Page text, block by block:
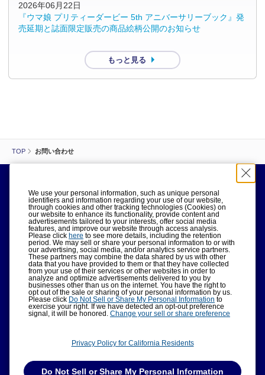
TOP お問い合わせ
2026年06月22日
『ウマ娘 プリティーダービー 5th アニバーサリーブック』発
売延期と誌面限定販売の商品絵柄公開のお知らせ
もっと見る
We use your personal information, such as unique personal
identifiers and information regarding your use of our website,
through cookies and other tracking technologies (Cookies) on
our website to enhance its functionality, provide content and
advertisements tailored to your interests, offer social media
features, and improve our website through access analysis.
Please click here to see more details, including the retention
period. We may sell or share your personal information to or with
our advertising, social media, and/or analytics service partners.
These partners may combine the data shared by us with other
data that you have provided to them or that they have collected
from your use of their services or other websites in order to
analyze and optimize advertisements delivered to you by
businesses other than us on the internet. You have the right to
opt out of the sale or sharing of your personal information by us.
Please click Do Not Sell or Share My Personal Information to
exercise your right. If we have detected an opt-out preference
signal, it will be honored. Change your sell or share preference
Privacy Policy for California Residents
Do Not Sell or Share My Personal Information
書店様向け
法人様一括購入
KADOKAWAグループ
作品の利用について
お問い合わせ
プライバシーポリシー
サイトポリシー
利用者情報の外部送信について
ABJマークは、この電子書店・電子書籍配信サービスが、著作権者からコン
テンツ使用許諾を得た正規版配信サービスであることを示す登録商標（登録
©KADOKAWA CORPORATION 2026